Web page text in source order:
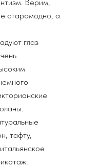
Верим,
старомодно, а
глаз
тафту,